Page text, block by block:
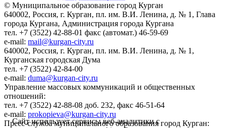
© Муниципальное образование город Курган
640002, Россия, г. Курган, пл. им. В.И. Ленина, д. № 1, Глава
города Кургана, Администрация города Кургана
тел. +7 (3522) 42-88-01 факс (автомат.) 46-59-69
e-mail: mail@kurgan-city.ru
640002, Россия, г. Курган, пл. им. В.И. Ленина, д. № 1,
Курганская городская Дума
тел. +7 (3522) 42-84-00
e-mail: duma@kurgan-city.ru
Управление массовых коммуникаций и общественных
отношений:
тел. +7 (3522) 42-88-08 доб. 232, факс 46-51-64
e-mail: prokopieva@kurgan-city.ru
Пресс-служба муниципального образования город Курган:
Сайт использует сервисы веб-аналитики с